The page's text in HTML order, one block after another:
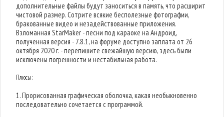
дополнительные файлы будут заноситься в память, что расширит
чистовой размер. Сотрите всякие бесполезные фотографии,
бракованные видео и незадействованные приложения.
Взломанная StarMaker - песни под караоке на Андроид,
полученная версия - 7.8.1, на форуме доступно заплата от 26
октября 2020 г. - перепишите свежайшую версию, здесь были
исключены погрешности и нестабильная работа.
Плюсы:
1. Прорисованная графическая оболочка, какая необыкновенно
последовательно сочетается с программой.